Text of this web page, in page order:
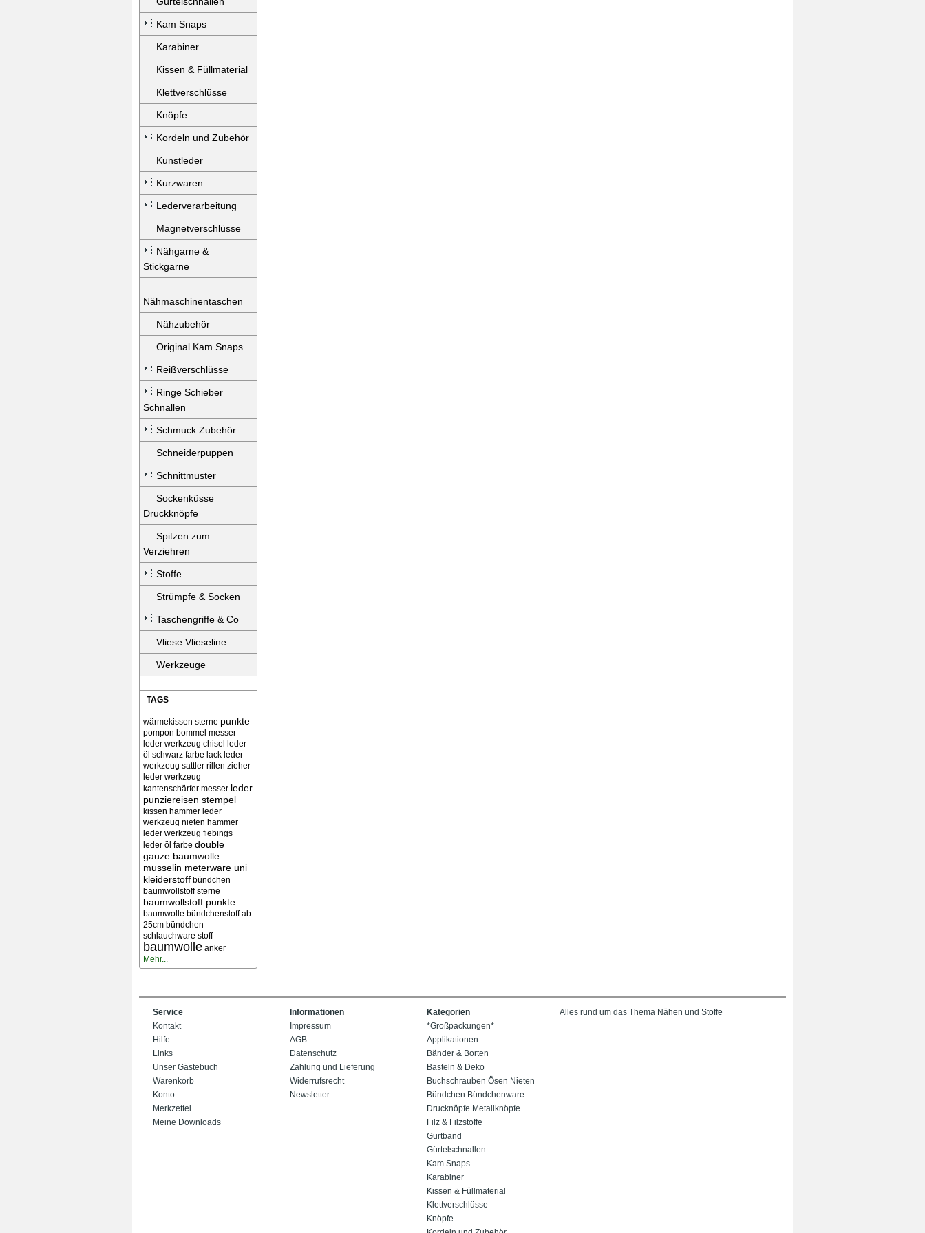
Kam Snaps
Karabiner
Kissen & Füllmaterial
Klettverschlüsse
Knöpfe
Kordeln und Zubehör
Kunstleder
Kurzwaren
Lederverarbeitung
Magnetverschlüsse
Nähgarne &
Stickgarne
Nähmaschinentaschen
Nähzubehör
Original Kam Snaps
Reißverschlüsse
Ringe Schieber
Schnallen
Schmuck Zubehör
Schneiderpuppen
Schnittmuster
Sockenküsse
Druckknöpfe
Spitzen zum
Verziehren
Stoffe
Strümpfe & Socken
Taschengriffe & Co
Vliese Vlieseline
Werkzeuge
TAGS
wärmekissen sterne punkte
pompon bommel messer
leder werkzeug chisel
leder
öl schwarz farbe lack leder
werkzeug sattler rillen zieher
leder werkzeug
kantenschärfer messer leder
punziereisen stempel
kissen hammer leder
werkzeug nieten hammer
leder werkzeug fiebings
leder öl farbe double
gauze baumwolle
musselin meterware uni
kleiderstoff bündchen
baumwollstoff sterne
baumwollstoff punkte
baumwolle bündchenstoff ab
25cm bündchen
schlauchware stoff
baumwolle anker
Mehr...
Service
Kontakt
Hilfe
Links
Unser Gästebuch
Warenkorb
Konto
Merkzettel
Meine Downloads
Informationen
Impressum
AGB
Datenschutz
Zahlung und Lieferung
Widerrufsrecht
Newsletter
Kategorien
*Großpackungen*
Applikationen
Bänder & Borten
Basteln & Deko
Buchschrauben Ösen Nieten
Bündchen Bündchenware
Drucknöpfe Metallknöpfe
Filz & Filzstoffe
Gurtband
Gürtelschnallen
Kam Snaps
Karabiner
Kissen & Füllmaterial
Klettverschlüsse
Knöpfe
Alles rund um das Thema Nähen und Stoffe